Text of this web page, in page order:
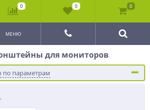
МЕНЮ
для мониторов
по параметрам
0 0 0